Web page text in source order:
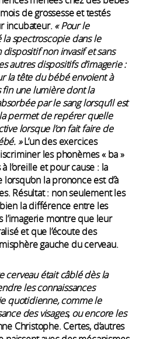
de grossesse et testés
incubateur. « Pour le
spectroscopie dans le
non invasif et sans
autres dispositifs d’imagerie :
la tête du bébé envoient à
fin une lumière dont la
par le sang lorsqu’il est
permet de repérer quelle
lorsque l’on fait faire de
»L’un des exercices
les phonèmes « ba »
l’oreille et pour cause : la
la prononce est d’à
Résultat : non seulement les
la différence entre les
l’imagerie montre que leur
et que l’écoute des
gauche du cerveau.
cerveau était câblé dès la
les connaissances
quotidienne, comme le
des visages, ou encore les
Christophe. Certes, d’autres